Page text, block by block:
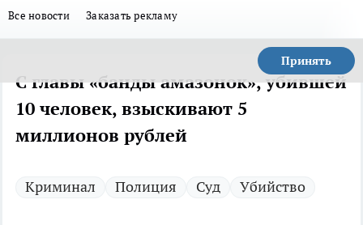
Все новости Заказать рекламу
Принять
С главы «банды амазонок», убившей
10 человек, взыскивают 5
миллионов рублей
Криминал Полиция Суд Убийство